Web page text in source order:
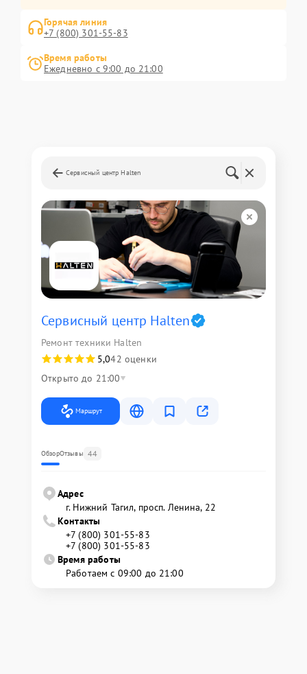
Горячая линия
+7 (800) 301-55-83
Время работы
Ежедневно с 9:00 до 21:00
Сервисный центр Halten
Сервисный центр Halten
Ремонт техники Halten
5,042 оценки
Открыто до 21:00
Маршрут
ОбзорОтзывы 44
Адрес
г. Нижний Тагил, просп. Ленина, 22
Контакты
+7 (800) 301-55-83
+7 (800) 301-55-83
Время работы
Работаем с 09:00 до 21:00